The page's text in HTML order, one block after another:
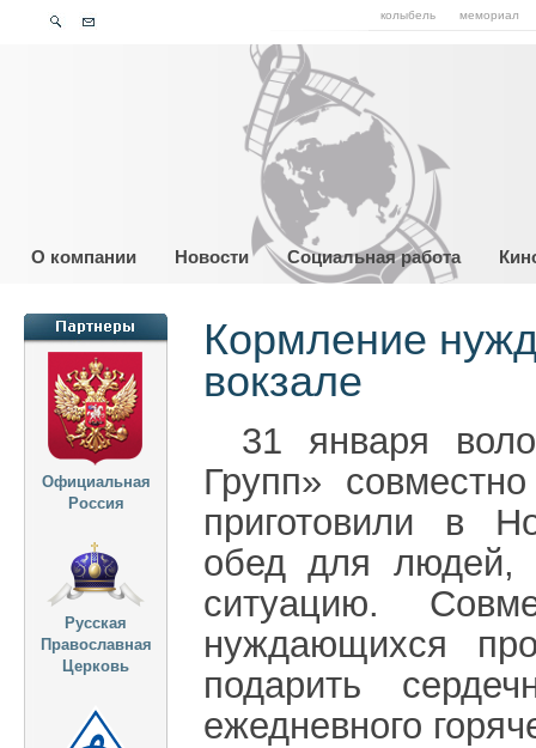
колыбель мемориал
О компании Новости Социальная работа
Кормление
вокзале
31 января
Групп»
приготовили в
обед для людей,
ситуацию.
нуждающихся
подарить
ежедневного
Официальная
Россия
Русская
Православная
Церковь